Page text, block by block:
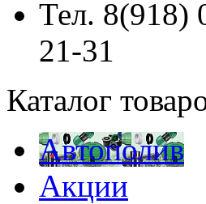
Тел. 8(918)
21-31
Каталог
Автополив
Акции